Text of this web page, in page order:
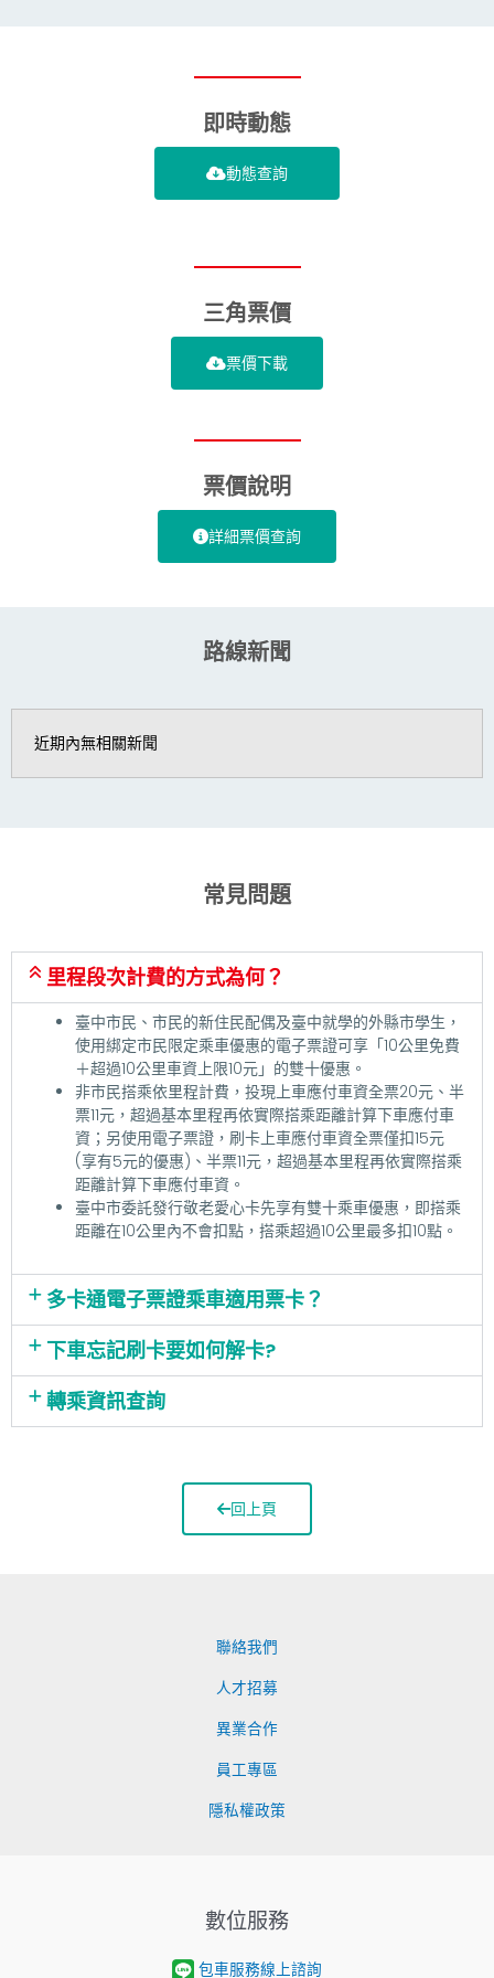
即時動態
動態查詢
三角票價
票價下載
票價說明
詳細票價查詢
路線新聞
近期內無相關新聞
常見問題
里程段次計費的方式為何？
臺中市民、市民的新住民配偶及臺中就學的外縣市學生，
使用綁定市民限定乘車優惠的電子票證可享「10公里免費
＋超過10公里車資上限10元」的雙十優惠。
非市民搭乘依里程計費，投現上車應付車資全票20元、半
票11元，超過基本里程再依實際搭乘距離計算下車應付車
資；另使用電子票證，刷卡上車應付車資全票僅扣15元
(享有5元的優惠)、半票11元，超過基本里程再依實際搭乘
距離計算下車應付車資。
臺中市委託發行敬老愛心卡先享有雙十乘車優惠，即搭乘
距離在10公里內不會扣點，搭乘超過10公里最多扣10點。
多卡通電子票證乘車適用票卡？
下車忘記刷卡要如何解卡?
轉乘資訊查詢
回上頁
聯絡我們
人才招募
異業合作
員工專區
隱私權政策
數位服務
包車服務線上諮詢